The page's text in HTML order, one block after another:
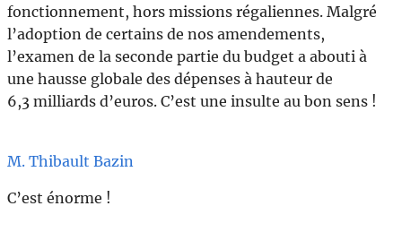
fonctionnement, hors missions régaliennes. Malgré
l’adoption de certains de nos amendements,
l’examen de la seconde partie du budget a abouti à
une hausse globale des dépenses à hauteur de
6,3 milliards d’euros. C’est une insulte au bon sens !
M. Thibault Bazin
C’est énorme !